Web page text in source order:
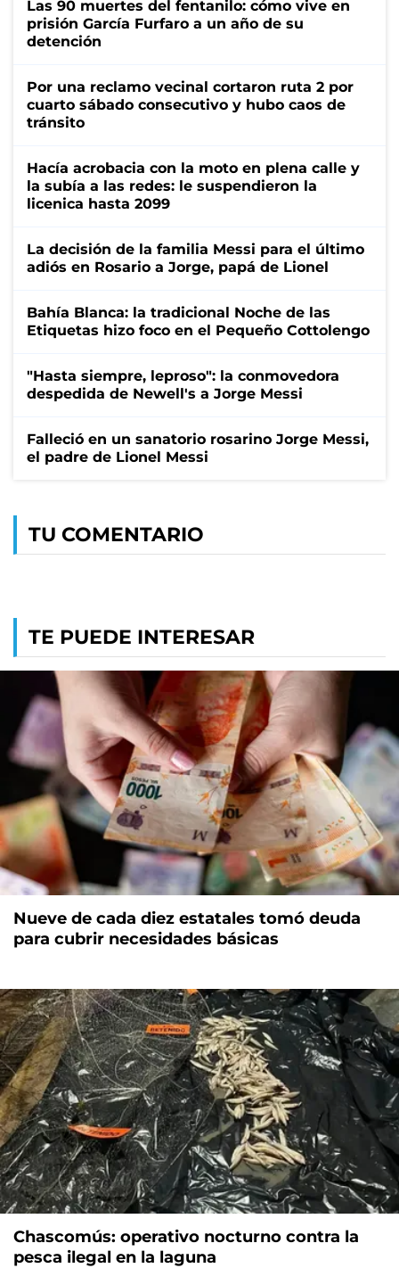
Las 90 muertes del fentanilo: cómo vive en
prisión García Furfaro a un año de su
detención
Por una reclamo vecinal cortaron ruta 2 por
cuarto sábado consecutivo y hubo caos de
tránsito
Hacía acrobacia con la moto en plena calle y
la subía a las redes: le suspendieron la
licenica hasta 2099
La decisión de la familia Messi para el último
adiós en Rosario a Jorge, papá de Lionel
Bahía Blanca: la tradicional Noche de las
Etiquetas hizo foco en el Pequeño Cottolengo
"Hasta siempre, leproso": la conmovedora
despedida de Newell's a Jorge Messi
Falleció en un sanatorio rosarino Jorge Messi,
el padre de Lionel Messi
TU COMENTARIO
TE PUEDE INTERESAR
Nueve de cada diez estatales tomó deuda
para cubrir necesidades básicas
Chascomús: operativo nocturno contra la
pesca ilegal en la laguna